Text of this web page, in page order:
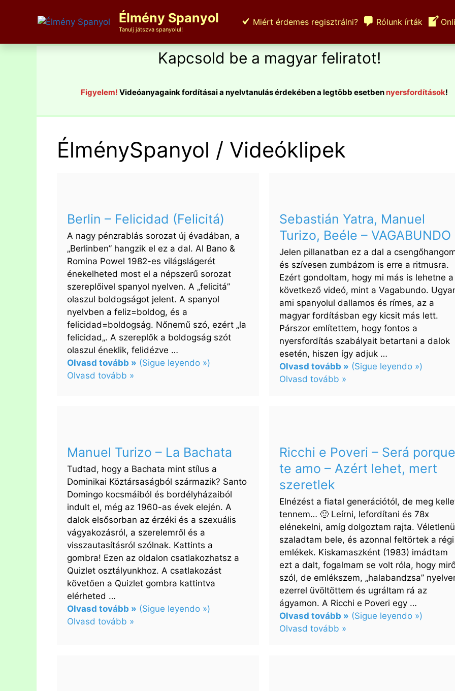
Élmény Spanyol
Tanulj játszva spanyolul!
Miért érdemes regisztrálni? Rólunk írták
Kapcsold be a magyar feliratot!
Figyelem! Videóanyagaink fordításai a nyelvtanulás érdekében a legtöbb esetben nyersfordítások!
ÉlménySpanyol / Videóklipek
Berlin – Felicidad (Felicitá)
A nagy pénzrablás sorozat új évadában, a
„Berlinben” hangzik el ez a dal. Al Bano &
Romina Powel 1982-es világslágerét
énekelheted most el a népszerű sorozat
szereplőivel spanyol nyelven. A „felicitá”
olaszul boldogságot jelent. A spanyol
nyelvben a feliz=boldog, és a
felicidad=boldogság. Nőnemű szó, ezért „la
felicidad„. A szereplők a boldogság szót
olaszul éneklik, felidézve …
Olvasd tovább » (Sigue leyendo »)
Olvasd tovább »
Sebastián Yatra, Manuel
Turizo, Beéle – VAGABUNDO
Jelen pillanatban ez a dal a
és szívesen zumbázom is erre a ritmusra.
Ezért gondoltam, hogy mi más is lehetne a
következő videó, mint a Vagabundo.
ami spanyolul dallamos és rímes, az a
magyar fordításban egy kicsit más lett.
Párszor említettem, hogy fontos a
nyersfordítás szabályait betartani a dalok
esetén, hiszen így adjuk …
Olvasd tovább » (Sigue leyendo »)
Olvasd tovább »
Beéle
–
VAGABUNDO
Manuel Turizo – La Bachata
Tudtad, hogy a Bachata mint stílus a
Dominikai Köztársaságból származik? Santo
Domingo kocsmáiból és bordélyházaiból
indult el, még az 1960-as évek elején. A
dalok elsősorban az érzéki és a szexuális
vágyakozásról, a szerelemről és a
visszautasításról szólnak. Kattints a
gombra! Ezen az oldalon csatlakozhatsz a
Quizlet osztályunkhoz. A csatlakozást
követően a Quizlet gombra kattintva
elérheted …
Olvasd tovább » (Sigue leyendo »)
Olvasd tovább »
Ricchi e Poveri – Será porque
te amo – Azért lehet, mert
szeretlek
Elnézést a fiatal generációtól, de meg
tennem… 🙂 Leírni, lefordítani és 78x
elénekelni, amíg dolgoztam rajta.
szaladtam bele, és azonnal feltörtek a régi
emlékek. Kiskamaszként (1983) imádtam
ezt a dalt, fogalmam se volt róla, hogy
szól, de emlékszem, „halabandzsa”
ezerrel üvöltöttem és ugráltam rá az
ágyamon. A Ricchi e Poveri egy …
Olvasd tovább » (Sigue leyendo »)
Olvasd tovább »